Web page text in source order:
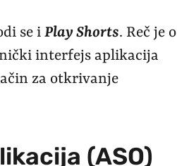
se i Play Shorts. Reč je o
interfejs aplikacija
za otkrivanje
(ASO)